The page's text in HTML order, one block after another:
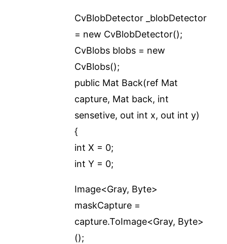
CvBlobDetector _blobDetector
= new CvBlobDetector();
CvBlobs blobs = new
CvBlobs();
public Mat Back(ref Mat
capture, Mat back, int
sensetive, out int x, out int y)
{
int X = 0;
int Y = 0;
Image<Gray, Byte>
maskCapture =
capture.ToImage<Gray, Byte>
();